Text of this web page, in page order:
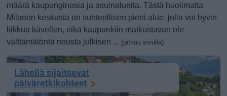
määrä kaupunginosia ja asuinalueita. Tästä huolimatta
Milanon keskusta on suhteellisen pieni alue, jolla voi hyvin
liikkua kävellen, eikä kaupunkiin matkustavan ole
välttämätöntä nousta julkisen ... (jatkuu sivulla)
Lähellä sijaitsevat
päiväretkikohteet